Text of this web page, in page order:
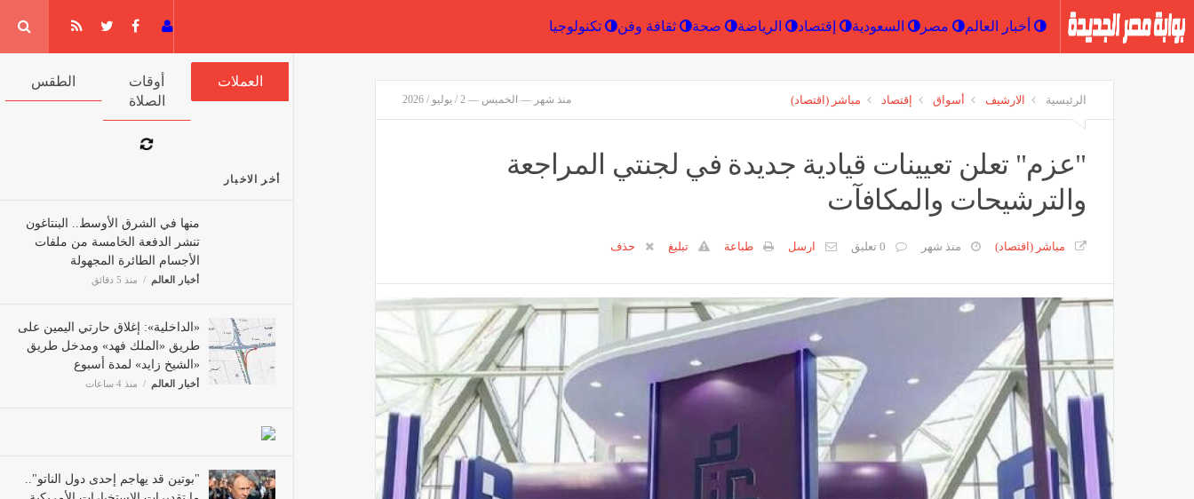
أخبار العالم مصر السعودية إقتصاد الرياضة صحة
العملات أوقات الصلاة الطقس
أخر الاخبار
منها في الشرق الأوسط.. البنتاغون
تنشر الدفعة الخامسة من ملفات
الأجسام الطائرة المجهولة
أخبار العالم منذ 5 دقائق
على طريق «الملك فهد» ومدخل
طريق «الشيخ زايد» لمدة أسبوع
أخبار العالم
ما تقديرات الاستخبارات الأمريكية
الرئيسية الارشيف أسواق إقتصاد مباشر (اقتصاد) منذ شهر — الخميس — 2 / يوليو / 2026
"عزم" تعلن تعيينات قيادية جديدة في لجنتي المراجعة
والترشيحات والمكافآت
مباشر (اقتصاد) منذ شهر 0 تعليق ارسل طباعة تبليغ حذف